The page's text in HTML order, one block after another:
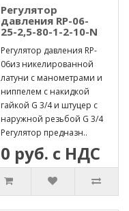
Регулятор
давления RP-06-
25-2,5-80-1-2-10-N
Регулятор давления RP-
06из никелированной
латуни с манометрами и
ниппелем с накидкой
гайкой G 3/4 и штуцер с
наружной резьбой G 3/4
Регулятор предназн..
0 руб. с НДС